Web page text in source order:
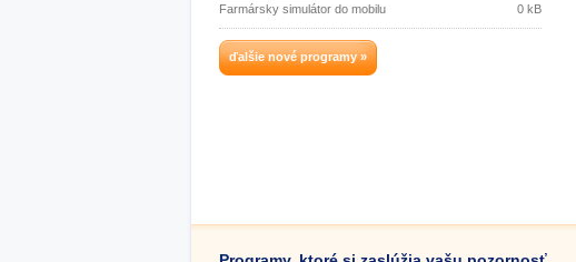
Farmársky simulátor do mobilu 0 kB
ďalšie nové programy »